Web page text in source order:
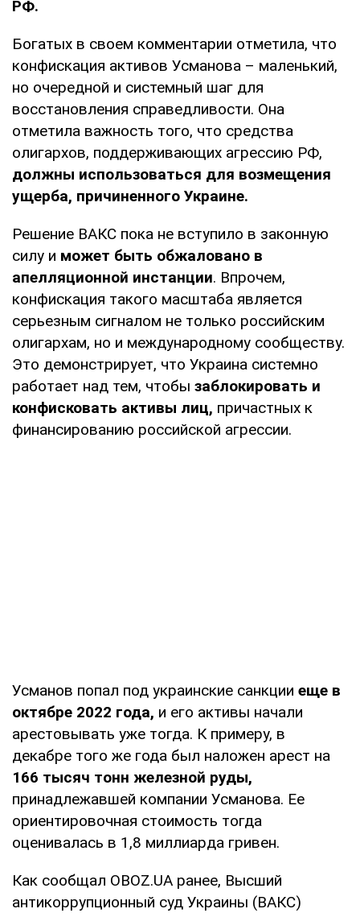
РФ.
Богатых в своем комментарии отметила, что
конфискация активов Усманова – маленький,
но очередной и системный шаг для
восстановления справедливости. Она
отметила важность того, что средства
олигархов, поддерживающих агрессию РФ,
должны использоваться для возмещения
ущерба, причиненного Украине.
Решение ВАКС пока не вступило в законную
силу и может быть обжаловано в
апелляционной инстанции. Впрочем,
конфискация такого масштаба является
серьезным сигналом не только российским
олигархам, но и международному сообществу.
Это демонстрирует, что Украина системно
работает над тем, чтобы заблокировать и
конфисковать активы лиц, причастных к
финансированию российской агрессии.
Усманов попал под украинские санкции еще в
октябре 2022 года, и его активы начали
арестовывать уже тогда. К примеру, в
декабре того же года был наложен арест на
166 тысяч тонн железной руды,
принадлежавшей компании Усманова. Ее
ориентировочная стоимость тогда
оценивалась в 1,8 миллиарда гривен.
Как сообщал OBOZ.UA ранее, Высший
антикоррупционный суд Украины (ВАКС)